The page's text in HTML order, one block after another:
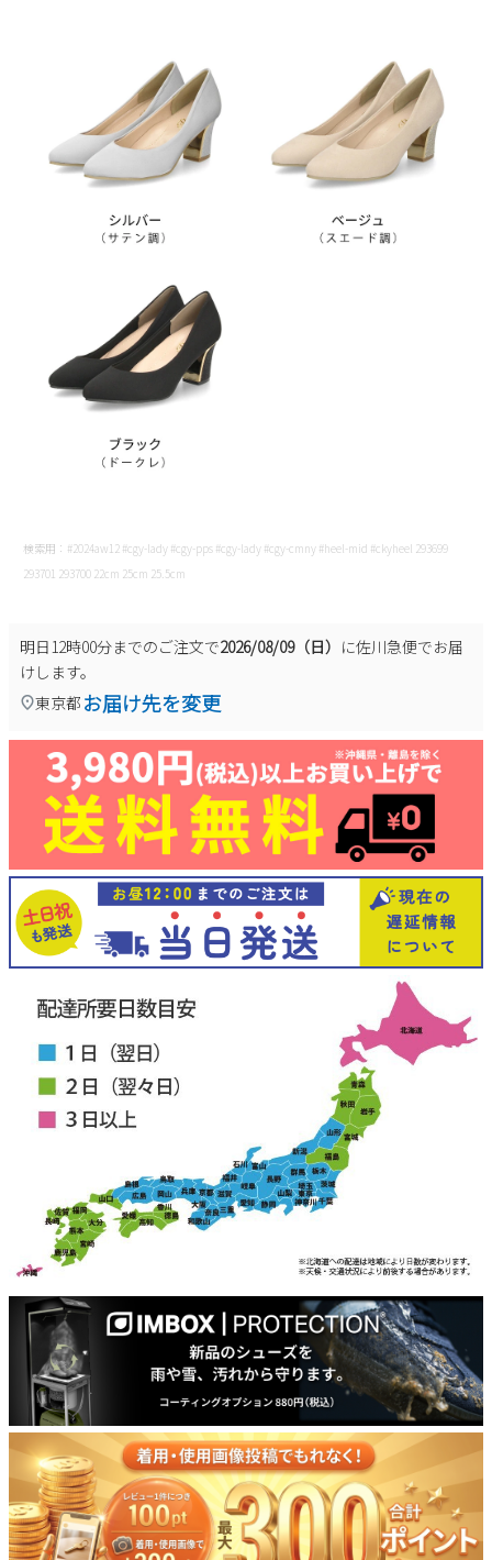
検索用：#2024aw12 #cgy-lady #cgy-pps #cgy-lady #cgy-cmny #heel-mid #ckyheel 293699
293701 293700 22cm 25cm 25.5cm
明日12時00分までのご注文で2026/08/09（日） に佐川急便でお届
けします。
東京都 お届け先を変更